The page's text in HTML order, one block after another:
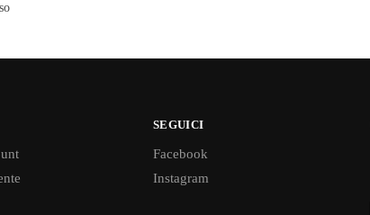
SEGUICI
Facebook
Instagram